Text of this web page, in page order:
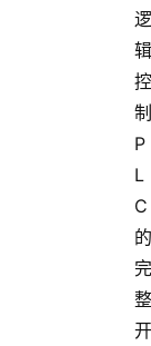
逻
辑
控
制
P
L
C
的
完
整
开